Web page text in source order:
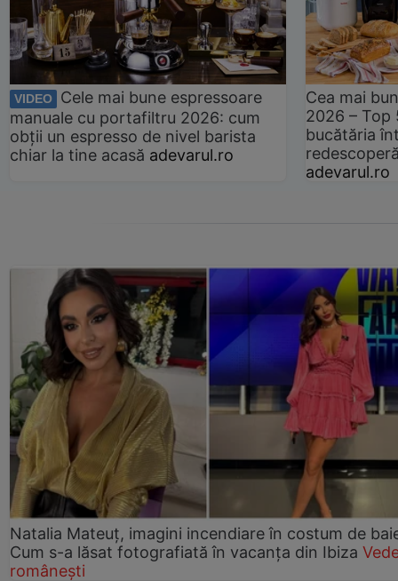
VIDEO
Cele mai bune espressoare
manuale cu portafiltru 2026: cum
obții un espresso de nivel barista
chiar la tine acasă adevarul.ro
Cea mai
2026 –
bucătăria
adevarul.ro
Natalia Mateuț, imagini incendiare în costum de
Cum s-a lăsat fotografiată în vacanța din Ibiza
românești